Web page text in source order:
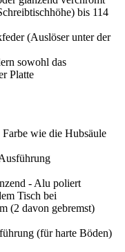
bis 114
(Auslöser unter der
sowohl das
Platte
wie die Hubsäule
- Alu poliert
Tisch bei
(2 davon gebremst)
(für harte Böden)